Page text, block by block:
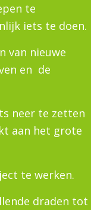
te
iets te doen.
van nieuwe
en de
neer te zetten
aan het grote
te werken.
draden tot